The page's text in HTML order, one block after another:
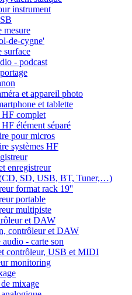
instrument
mesure
de-cygne'
surface
- podcast
et appareil photo
et tablette
HF complet
HF élément séparé
pour micros
systèmes HF
enregistreur
SD, USB, BT, Tuner,…)
format rack 19''
portable
multipiste
et DAW
contrôleur et DAW
audio - carte son
contrôleur, USB et MIDI
monitoring
mixage